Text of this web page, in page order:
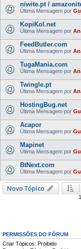
niwite.pt /
Última Mensagem por
KopiKol.net
Última Mensagem por
FeedButler.com
Última Mensagem por
TugaMania.com
Última Mensagem por
Twingle.pt
Última Mensagem por
HostingBug.net
Última Mensagem por
Acapor
Última Mensagem por
Mapinet
Última Mensagem por
BtNext.com
Última Mensagem por
Novo Tópico
PERMISSÕES DO FÓRUM
Criar Tópicos: Proibido